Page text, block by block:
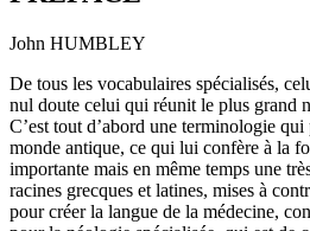
John HUMBLEY
De tous les vocabulaires spécialisés,
nul doute celui qui réunit le plus grand
C’est tout d’abord une terminologie qui
monde antique, ce qui lui confère à la
importante mais en même temps une
racines grecques et latines, mises à
pour créer la langue de la médecine,